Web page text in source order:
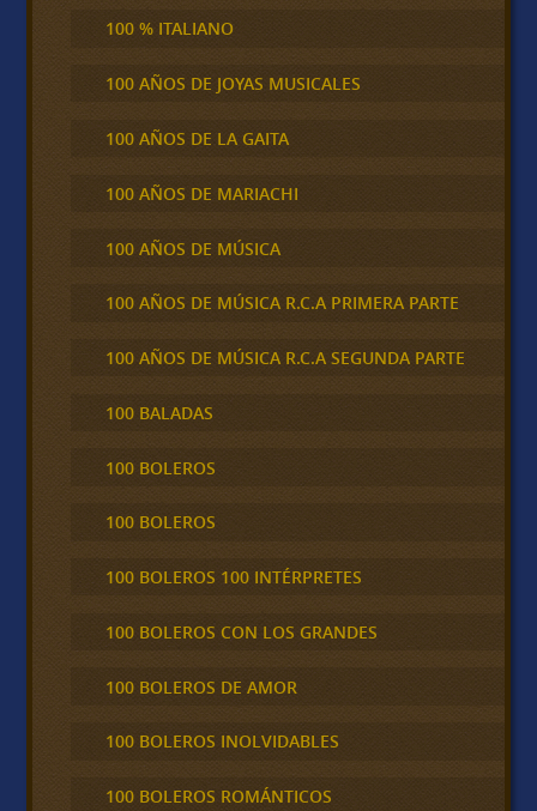
100 % ITALIANO
100 AÑOS DE JOYAS MUSICALES
100 AÑOS DE LA GAITA
100 AÑOS DE MARIACHI
100 AÑOS DE MÚSICA
100 AÑOS DE MÚSICA R.C.A PRIMERA PARTE
100 AÑOS DE MÚSICA R.C.A SEGUNDA PARTE
100 BALADAS
100 BOLEROS
100 BOLEROS
100 BOLEROS 100 INTÉRPRETES
100 BOLEROS CON LOS GRANDES
100 BOLEROS DE AMOR
100 BOLEROS INOLVIDABLES
100 BOLEROS ROMÁNTICOS